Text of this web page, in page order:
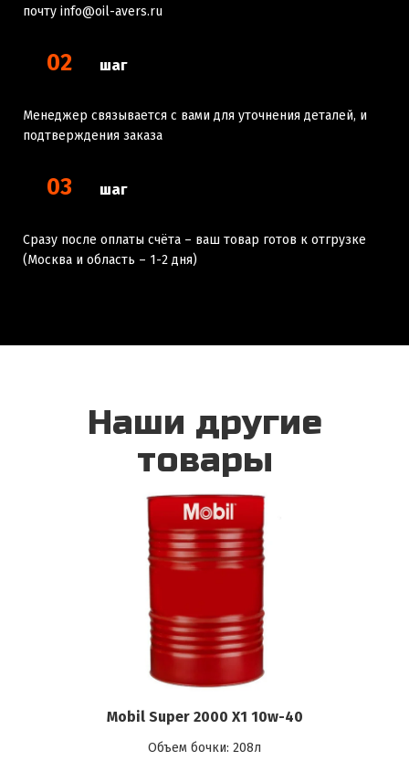
почту info@oil-avers.ru
02 шаг
Менеджер связывается с вами для уточнения деталей, и
подтверждения заказа
03 шаг
Сразу после оплаты счёта – ваш товар готов к отгрузке
(Москва и область – 1-2 дня)
Наши другие
товары
Mobil Super 2000 X1 10w-40
Объем бочки: 208л